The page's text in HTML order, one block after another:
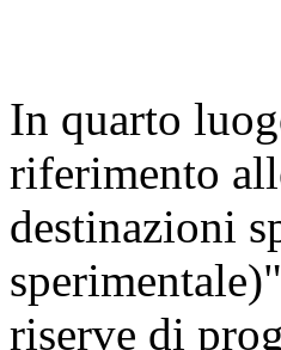
In quarto
riferimento
destinazioni
riserve di